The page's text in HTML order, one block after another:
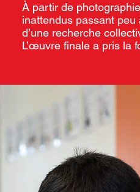
À partir de
inattendus passant peu
d’une recherche
L’œuvre finale a pris la